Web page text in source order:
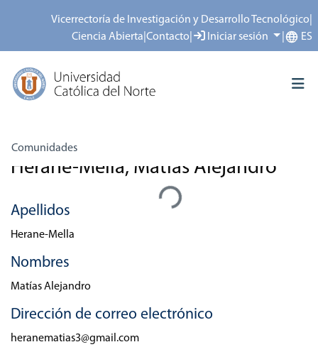
Vicerrectoría de Investigación y Desarrollo Tecnológico
Ciencia Abierta |Contacto Iniciar sesión ES
Comunidades
Todo el repositorio
Depósito
Acerca del repositorio
Herane-Mella, Matías Alejandro
Cargando...
Apellidos
Herane-Mella
Nombres
Matías Alejandro
Dirección de correo electrónico
heranematias3@gmail.com